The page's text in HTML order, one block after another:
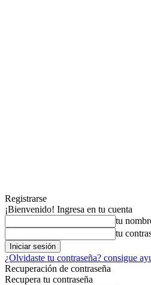
Registrarse
¡Bienvenido! Ingresa en tu cuenta
tu
tu
¿Olvidaste tu contraseña? consigue
Recuperación de contraseña
Recupera tu contraseña